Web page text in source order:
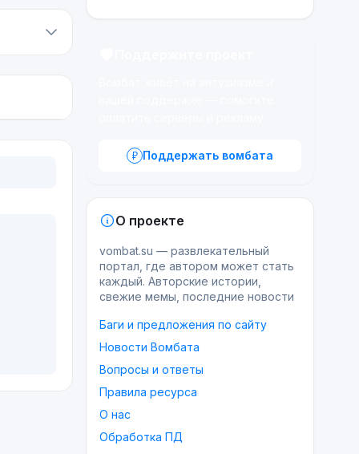
Поддержать вомбата
О проекте
vombat.su — развлекательный
портал, где автором может стать
каждый. Авторские истории,
свежие мемы, последние новости
Баги и предложения по сайту
Новости Вомбата
Вопросы и ответы
Правила ресурса
О нас
Обработка ПД